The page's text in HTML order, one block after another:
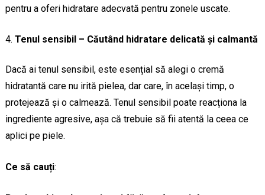
pentru a oferi hidratare adecvată pentru zonele uscate.
Tenul sensibil – Căutând hidratare delicată și calmantă
Dacă ai tenul sensibil, este esențial să alegi o cremă
hidratantă care nu irită pielea, dar care, în același timp, o
protejează și o calmează. Tenul sensibil poate reacționa la
ingrediente agresive, așa că trebuie să fii atentă la ceea ce
aplici pe piele.
Ce să cauți: